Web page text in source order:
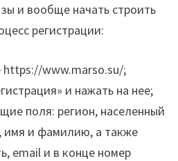
и вообще начать строить
регистрации:
https://www.marso.su/;
и нажать на нее;
поля: регион, населенный
имя и фамилию, а также
email и в конце номер